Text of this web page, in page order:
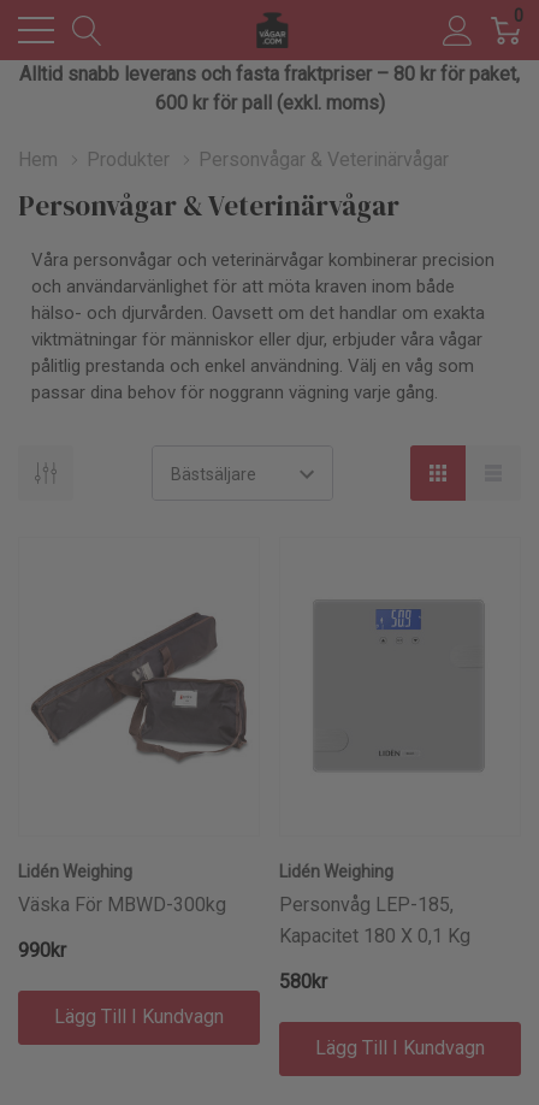
0
Alltid snabb leverans och fasta fraktpriser – 80 kr för paket,
600 kr för pall (exkl. moms)
Hem Produkter Personvågar & Veterinärvågar
Personvågar & Veterinärvågar
Våra personvågar och veterinärvågar kombinerar precision
och användarvänlighet för att möta kraven inom både
hälso- och djurvården. Oavsett om det handlar om exakta
viktmätningar för människor eller djur, erbjuder våra vågar
pålitlig prestanda och enkel användning. Välj en våg som
passar dina behov för noggrann vägning varje gång.
Lidén Weighing
Väska För MBWD-300kg
990kr
Lägg Till I Kundvagn
Lidén Weighing
Personvåg LEP-185,
Kapacitet 180 X 0,1 Kg
580kr
Lägg Till I Kundvagn